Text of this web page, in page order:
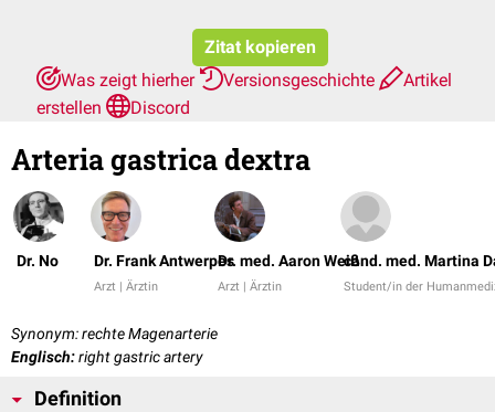
Zitat kopieren
Was zeigt hierher
Versionsgeschichte
Artikel
erstellen
Discord
Arteria gastrica dextra
Dr. No Dr. Frank Antwerpes
Arzt | Ärztin
Dr. med. Aaron Weiß
Arzt | Ärztin
cand. med. Martina
Student/in der
Synonym: rechte Magenarterie
Englisch:right gastric artery
Definition